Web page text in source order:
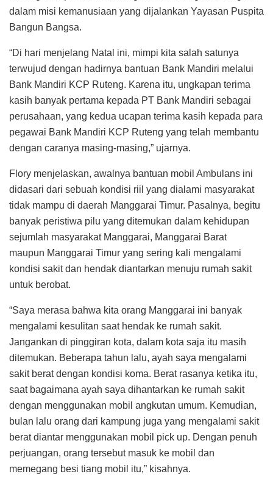
dalam misi kemanusiaan yang dijalankan Yayasan Puspita
Bangun Bangsa.
“Di hari menjelang Natal ini, mimpi kita salah satunya
terwujud dengan hadirnya bantuan Bank Mandiri melalui
Bank Mandiri KCP Ruteng. Karena itu, ungkapan terima
kasih banyak pertama kepada PT Bank Mandiri sebagai
perusahaan, yang kedua ucapan terima kasih kepada para
pegawai Bank Mandiri KCP Ruteng yang telah membantu
dengan caranya masing-masing,” ujarnya.
Flory menjelaskan, awalnya bantuan mobil Ambulans ini
didasari dari sebuah kondisi riil yang dialami masyarakat
tidak mampu di daerah Manggarai Timur. Pasalnya, begitu
banyak peristiwa pilu yang ditemukan dalam kehidupan
sejumlah masyarakat Manggarai, Manggarai Barat
maupun Manggarai Timur yang sering kali mengalami
kondisi sakit dan hendak diantarkan menuju rumah sakit
untuk berobat.
“Saya merasa bahwa kita orang Manggarai ini banyak
mengalami kesulitan saat hendak ke rumah sakit.
Jangankan di pinggiran kota, dalam kota saja itu masih
ditemukan. Beberapa tahun lalu, ayah saya mengalami
sakit berat dengan kondisi koma. Berat rasanya ketika itu,
saat bagaimana ayah saya dihantarkan ke rumah sakit
dengan menggunakan mobil angkutan umum. Kemudian,
bulan lalu orang dari kampung juga yang mengalami sakit
berat diantar menggunakan mobil pick up. Dengan penuh
perjuangan, orang tersebut masuk ke mobil dan
memegang besi tiang mobil itu,” kisahnya.